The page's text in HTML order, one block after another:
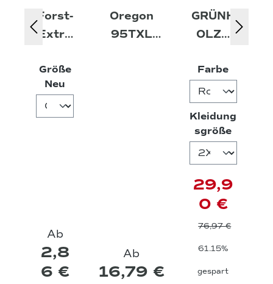
Forst-
Extre
Hands
chuhe
Größe
Neu
Ab
2,8
6 €
Oregon
95TXL
Ab
16,79 €
GRÜNH
OLZ®
Fleeces
hirt
Farbe
Kleidung
sgröße
29,9
0 €
76,97 €
61.15%
gespart